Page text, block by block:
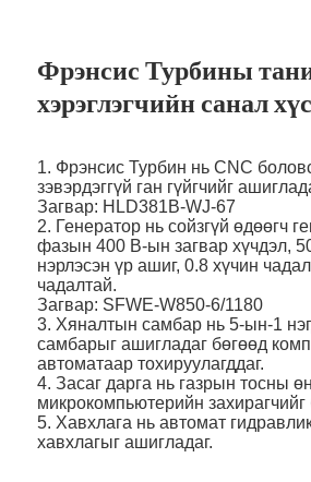
Фрэнсис Турбины
хэрэглэгчийн санал
1. Фрэнсис Турбин нь CNC
зэвэрдэггүй ган гүйгчийг
Загвар: HLD381B-WJ-67
2. Генератор нь сойзгүй өдөөгч
фазын 400 В-ын загвар хүчдэл,
нэрлэсэн үр ашиг, 0.8 хүчин
чадалтай.
Загвар: SFWE-W850-6/1180
3. Хяналтын самбар нь 5-ын-1
самбарыг ашигладаг бөгөөд
автоматаар тохируулагддаг.
4. Засаг дарга нь газрын тосны
микрокомпьютерийн захирагчийг
5. Хавхлага нь автомат
хавхлагыг ашигладаг.